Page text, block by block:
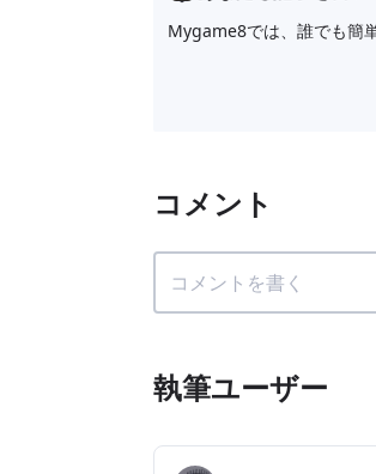
Mygame8では、誰でも簡
コメント
執筆ユーザー